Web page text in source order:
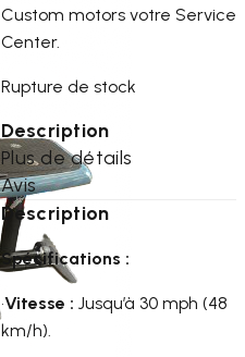
Custom motors votre Service
Center.
Rupture de stock
Description
Plus de détails
Avis
Description
Spécifications :
•Vitesse : Jusqu’à 30 mph (48
km/h).